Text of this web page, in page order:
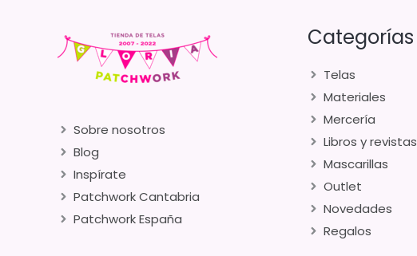
Sobre nosotros
Blog
Inspírate
Patchwork Cantabria
Patchwork España
Categorías
Telas
Materiales
Mercería
Libros y revistas
Mascarillas
Outlet
Novedades
Regalos